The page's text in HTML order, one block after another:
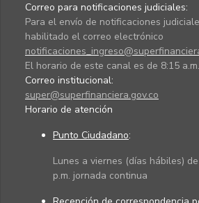
Correo para notificaciones judiciales:
Para el envío de notificaciones
habilitado el correo electrónico
El horario de este canal es de 8:15
Correo institucional:
super@superfinanciera.gov.co
Horario de atención
Punto Ciudadano:
Lunes a viernes (días hábiles)
p.m. jornada continua